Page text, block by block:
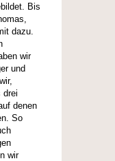
Bis
dazu.
wir
und
drei
denen
So
wir